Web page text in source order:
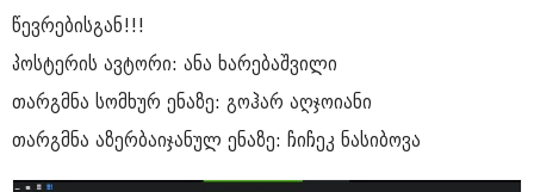
წევრებისგან!!!
პოსტერის ავტორი: ანა ხარებაშვილი
თარგმნა სომხურ ენაზე: გოჰარ აღჯოიანი
თარგმნა აზერბაიჯანულ ენაზე: ჩიჩეკ ნასიბოვა